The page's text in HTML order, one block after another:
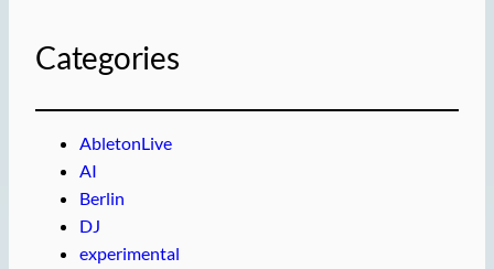
Categories
AbletonLive
AI
Berlin
DJ
experimental